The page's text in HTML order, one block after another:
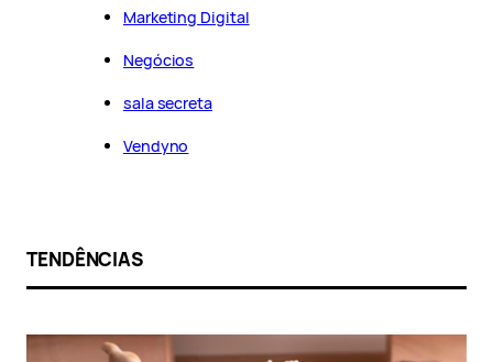
Marketing Digital
Negócios
sala secreta
Vendyno
TENDÊNCIAS